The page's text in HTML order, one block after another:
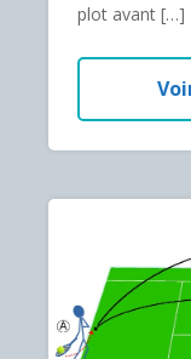
plot avant […]